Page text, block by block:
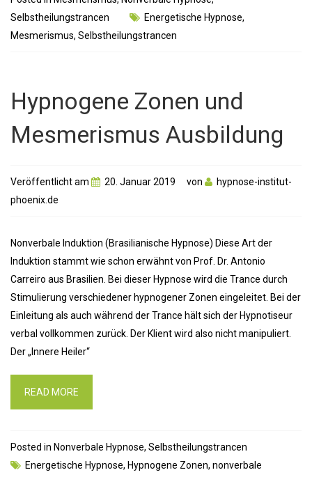
Selbstheilungstrancen
Energetische Hypnose,
Mesmerismus, Selbstheilungstrancen
Hypnogene Zonen und
Mesmerismus Ausbildung
Veröffentlicht am 20. Januar 2019 von
hypnose-institut-
phoenix.de
Nonverbale Induktion (Brasilianische Hypnose) Diese Art der
Induktion stammt wie schon erwähnt von Prof. Dr. Antonio
Carreiro aus Brasilien. Bei dieser Hypnose wird die Trance durch
Stimulierung verschiedener hypnogener Zonen eingeleitet. Bei der
Einleitung als auch während der Trance hält sich der Hypnotiseur
verbal vollkommen zurück. Der Klient wird also nicht manipuliert.
Der „Innere Heiler“
READ MORE
Posted in Nonverbale Hypnose, Selbstheilungstrancen
Energetische Hypnose, Hypnogene Zonen, nonverbale